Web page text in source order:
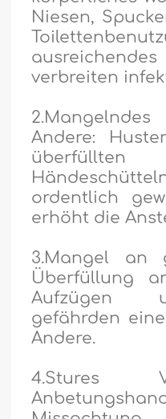
Niesen,
verbreiten
Andere:
ordentlich
erhöht die
3.Mangel an
Überfüllung
Aufzügen
gefährden
Andere.
4.Stures